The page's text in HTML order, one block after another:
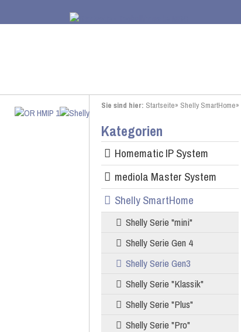
Sie sind hier: Startseite» Shelly SmartHome»
Kategorien
Homematic IP System
mediola Master System
Shelly SmartHome
Shelly Serie "mini"
Shelly Serie Gen 4
Shelly Serie Gen3
Shelly Serie "Klassik"
Shelly Serie "Plus"
Shelly Serie "Pro"